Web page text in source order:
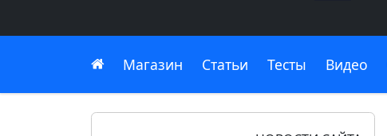
Главная
Магазин Статьи Тесты Видео